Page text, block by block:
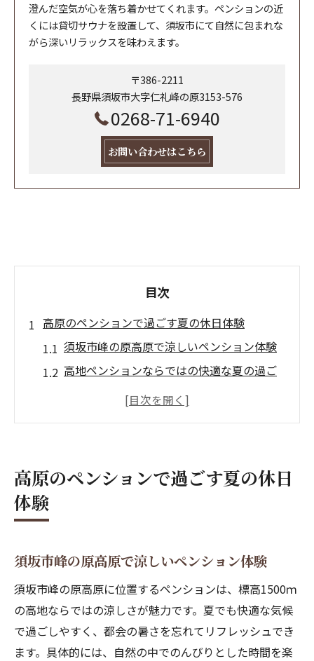
澄んだ空気が心を落ち着かせてくれます。ペンションの近
くには貸切サウナを設置して、須坂市にて自然に包まれな
がら深いリラックスを味わえます。
〒386-2211
長野県須坂市大字仁礼峰の原3153-576
0268-71-6940
お問い合わせはこちら
目次
高原のペンションで過ごす夏の休日体験
須坂市峰の原高原で涼しいペンション体験
高地ペンションならではの快適な夏の過ご
ペンションで味わう特別な夏の思い出作り
アウトドアサウナが魅力の休日を満喫
最大5名で楽しめるサウナの魅力を解説
ペンションだからできる自然の中のリフレ
ッシュ
サウナ後の高地の涼しさと爽快感を満喫
家族や友人と一緒に過ごす贅沢なペンショ
高原のペンションで過ごす夏の休日
体験
須坂市峰の原高原で涼しいペンション体験
須坂市峰の原高原に位置するペンションは、標高1500ｍ
の高地ならではの涼しさが魅力です。夏でも快適な気候
で過ごしやすく、都会の暑さを忘れてリフレッシュでき
ます。具体的には、自然の中でのんびりとした時間を楽